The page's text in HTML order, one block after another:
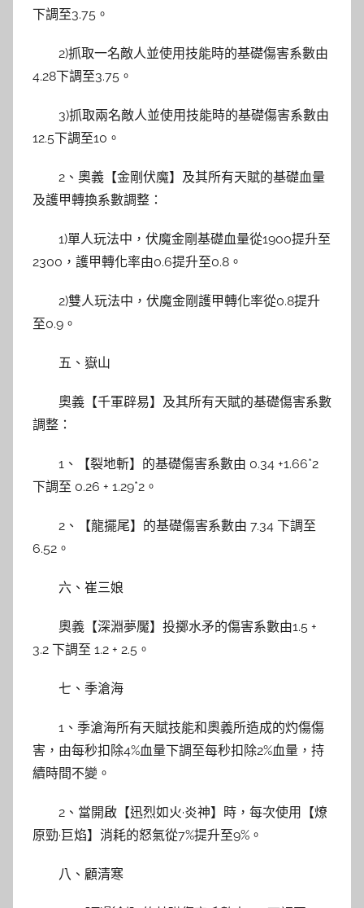
下調至3.75。
2)抓取一名敵人並使用技能時的基礎傷害系數由
4.28下調至3.75。
3)抓取兩名敵人並使用技能時的基礎傷害系數由
12.5下調至10。
2、奧義【金剛伏魔】及其所有天賦的基礎血量
及護甲轉換系數調整：
1)單人玩法中，伏魔金剛基礎血量從1900提升至
2300，護甲轉化率由0.6提升至0.8。
2)雙人玩法中，伏魔金剛護甲轉化率從0.8提升
至0.9。
五、嶽山
奧義【千軍辟易】及其所有天賦的基礎傷害系數
調整：
1、【裂地斬】的基礎傷害系數由 0.34 +1.66*2
下調至 0.26 + 1.29*2。
2、【龍擺尾】的基礎傷害系數由 7.34 下調至
6.52。
六、崔三娘
奧義【深淵夢魘】投擲水矛的傷害系數由1.5 +
3.2 下調至 1.2 + 2.5。
七、季滄海
1、季滄海所有天賦技能和奧義所造成的灼傷傷
害，由每秒扣除4%血量下調至每秒扣除2%血量，持
續時間不變。
2、當開啟【迅烈如火·炎神】時，每次使用【燎
原勁·巨焰】消耗的怒氣從7%提升至9%。
八、顧清寒